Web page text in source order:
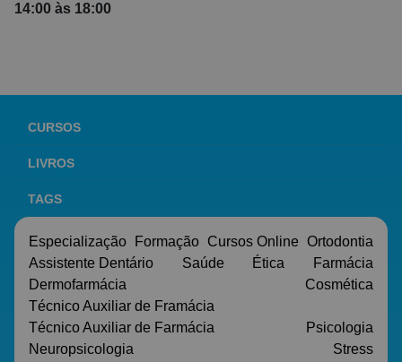
CURSOS
LIVROS
TAGS
Especialização Formação Cursos Online Ortodontia
Assistente Dentário
Saúde Ética
Farmácia
Dermofarmácia
Cosmética
Técnico Auxiliar de Framácia
Técnico Auxiliar de Farmácia
Psicologia
Neuropsicologia
Stress
14:00 às 18:00